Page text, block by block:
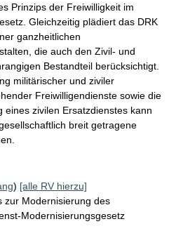
Prinzips der Freiwilligkeit im
Gleichzeitig plädiert das DRK
ganzheitlichen
die auch den Zivil- und
Bestandteil berücksichtigt.
militärischer und ziviler
Freiwilligendienste sowie die
eines zivilen Ersatzdienstes kann
breit getragene
) [alle RV hierzu]
zur Modernisierung des
Modernisierungsgesetz